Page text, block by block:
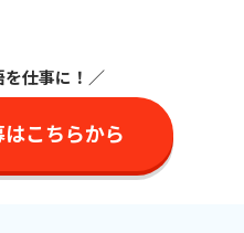
仕事に ！／
はこちらから